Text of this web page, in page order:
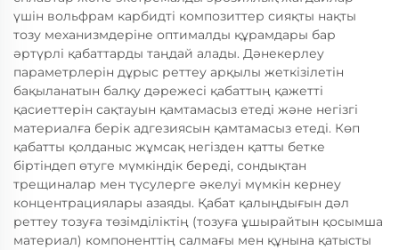
үшін вольфрам карбидті композиттер сияқты нақты
тозу механизмдеріне оптималды құрамдары бар
әртүрлі қабаттарды таңдай алады. Дәнекерлеу
параметрлерін дұрыс реттеу арқылы жеткізілетін
бақыланатын балқу дәрежесі қабаттың қажетті
қасиеттерін сақтауын қамтамасыз етеді және негізгі
материалға берік адгезиясын қамтамасыз етеді. Көп
қабатты қолданыс жұмсақ негізден қатты бетке
біртіндеп өтуге мүмкіндік береді, сондықтан
трещиналар мен түсулерге әкелуі мүмкін кернеу
концентрациялары азаяды. Қабат қалыңдығын дәл
реттеу тозуға төзімділіктің (тозуға ұшырайтын қосымша
материал) компоненттің салмағы мен құнына қатысты